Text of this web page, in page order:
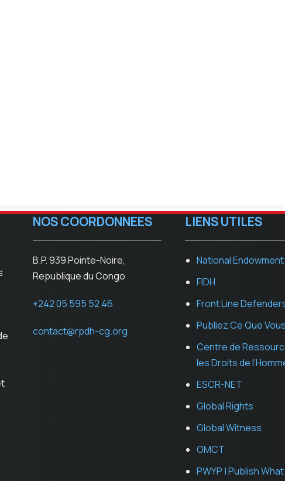
NOS COORDONNEES
B.P. 939 Pointe-Noire,
Republique du Congo
+242 05 595 52 46
contact@rpdh-cg.org
LIENS UTILES
National
FIDH
Front Line
Publiez Ce Que
Centre de
les Droits de
ESCR-NET
Global Rights
Global Witness
OMCT
PWYP | Publish